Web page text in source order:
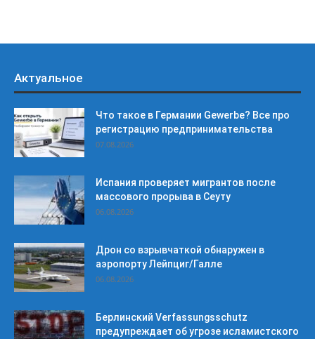
Актуальное
Что такое в Германии Gewerbe? Все про
регистрацию предпринимательства
07.08.2026
Испания проверяет мигрантов после
массового прорыва в Сеуту
06.08.2026
Дрон со взрывчаткой обнаружен в
аэропорту Лейпциг/Галле
06.08.2026
Берлинский Verfassungsschutz
предупреждает об угрозе исламистского